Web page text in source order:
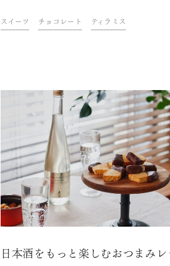
てみてはいかがでしょうか？実は日本酒は
ートと相性ぴったり。おすすめの日本酒を
スイーツ チョコレート ティラミス
日本酒をもっと楽しむおつまみレ